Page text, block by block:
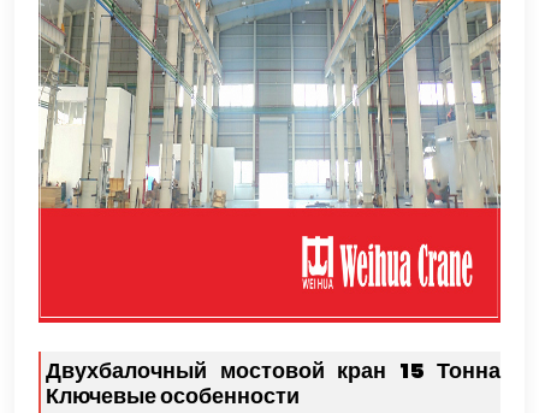
Двухбалочный мостовой кран 15 Тонна
Ключевые особенности